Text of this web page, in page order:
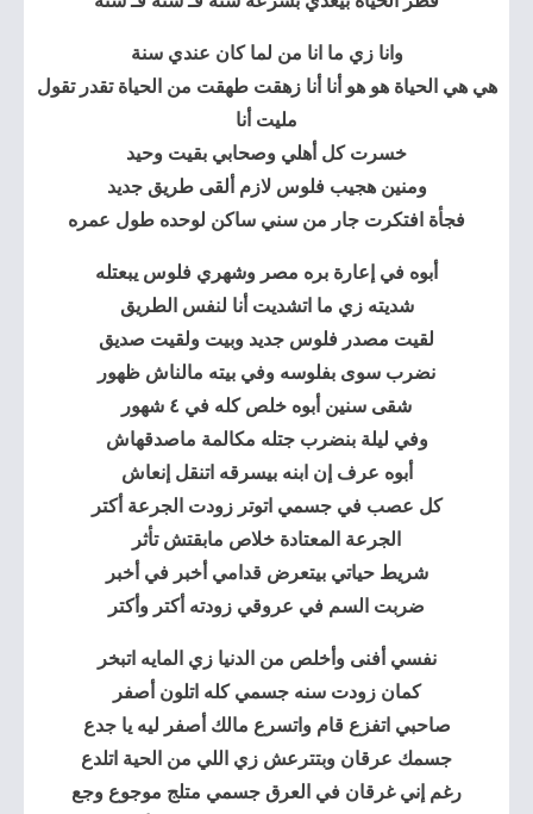
وانا زي ما انا من لما كان عندي سنة
هي هي الحياة هو هو أنا أنا زهقت طهقت من الحياة تقدر تقول
مليت أنا
خسرت كل أهلي وصحابي بقيت وحيد
ومنين هجيب فلوس لازم ألقى طريق جديد
فجأة افتكرت جار من سني ساكن لوحده طول عمره
أبوه في إعارة بره مصر وشهري فلوس يبعتله
شديته زي ما اتشديت أنا لنفس الطريق
لقيت مصدر فلوس جديد وبيت ولقيت صديق
نضرب سوى بفلوسه وفي بيته مالناش ظهور
شقى سنين أبوه خلص كله في ٤ شهور
وفي ليلة بنضرب جتله مكالمة ماصدقهاش
أبوه عرف إن ابنه بيسرقه اتنقل إنعاش
كل عصب في جسمي اتوتر زودت الجرعة أكتر
الجرعة المعتادة خلاص مابقتش تأثر
شريط حياتي بيتعرض قدامي أخبر في أخبر
ضربت السم في عروقي زودته أكتر وأكتر
نفسي أفنى وأخلص من الدنيا زي المايه اتبخر
كمان زودت سنه جسمي كله اتلون أصفر
صاحبي اتفزع قام واتسرع مالك أصفر ليه يا جدع
جسمك عرقان وبتترعش زي اللي من الحية اتلدع
رغم إني غرقان في العرق جسمي متلج موجوع وجع